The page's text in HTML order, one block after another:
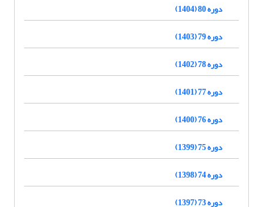
دوره 80 (1404)
دوره 79 (1403)
دوره 78 (1402)
دوره 77 (1401)
دوره 76 (1400)
دوره 75 (1399)
دوره 74 (1398)
دوره 73 (1397)